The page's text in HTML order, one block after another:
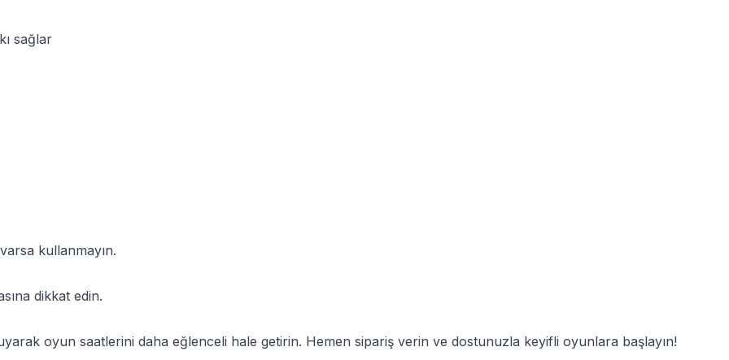
sağlar
kullanmayın.
dikkat edin.
oyun saatlerini daha eğlenceli hale getirin. Hemen sipariş verin ve dostunuzla keyifli oyunlara başlayın!